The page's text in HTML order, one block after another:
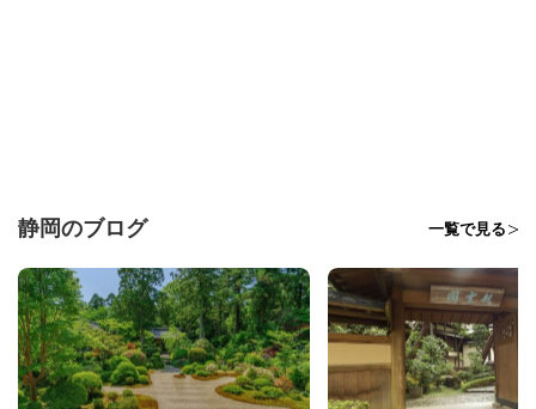
静岡のブログ 一覧で見る